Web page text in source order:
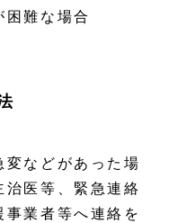
困難な場合
変などがあった場
治医等、緊急連絡
事業者等へ連絡を